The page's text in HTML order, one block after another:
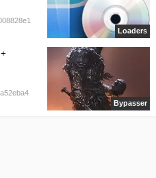
Loaders
Bypasser